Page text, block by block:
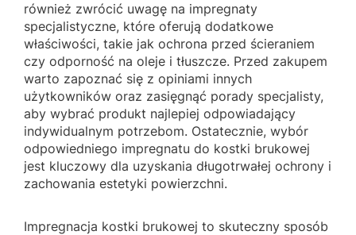
również zwrócić uwagę na impregnaty
specjalistyczne, które oferują dodatkowe
właściwości, takie jak ochrona przed ścieraniem
czy odporność na oleje i tłuszcze. Przed zakupem
warto zapoznać się z opiniami innych
użytkowników oraz zasięgnąć porady specjalisty,
aby wybrać produkt najlepiej odpowiadający
indywidualnym potrzebom. Ostatecznie, wybór
odpowiedniego impregnatu do kostki brukowej
jest kluczowy dla uzyskania długotrwałej ochrony i
zachowania estetyki powierzchni.
Impregnacja kostki brukowej to skuteczny sposób